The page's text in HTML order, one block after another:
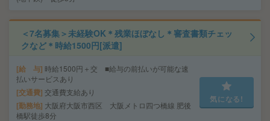
＜7名募集＞未経験OK＊残業ほぼなし＊審査書類チェッ
クなど＊時給1500円[派遣]
給 与 時給1500円＋交 ■給与の前払いが可能な速
払いサービスあり
交通費 交通費支給あり
勤務地 大阪府大阪市西区 大阪メトロ四つ橋線 肥後
橋駅徒歩8分
気になる!